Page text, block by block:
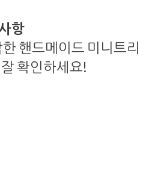
항
핸드메이드 미니트리
확인하세요!